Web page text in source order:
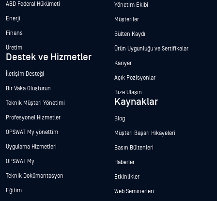
ABD Federal Hükümeti
Enerji
Finans
Üretim
Destek ve Hizmetler
İletişim Desteği
Bir Vaka Oluşturun
Teknik Müşteri Yönetimi
Profesyonel Hizmetler
OPSWAT My yönettim
Uygulama Hizmetleri
OPSWAT My
Teknik Dokümantasyon
Eğitim
Yönetim Ekibi
Müşteriler
Bülten Kaydı
Ürün Uygunluğu ve Sertifikalar
Kariyer
Açık Pozisyonlar
Bize Ulaşın
Kaynaklar
Blog
Müşteri Başarı Hikayeleri
Basın Bültenleri
Haberler
Etkinlikler
Web Seminerleri